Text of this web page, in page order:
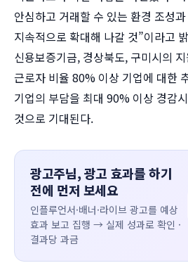
안심하고 거래할 수 있는 환경 조성
지속적으로 확대해 나갈 것”이라고
신용보증기금, 경상북도, 구미시의
근로자 비율 80% 이상 기업에 대한
기업의 부담을 최대 90% 이상 경감
것으로 기대된다.
광고주님, 광고 효과를 하기
전에 먼저 보세요
인플루언서·배너·라이브 광고를 예상
효과 보고 집행 → 실제 성과로 확인 ·
결과당 과금